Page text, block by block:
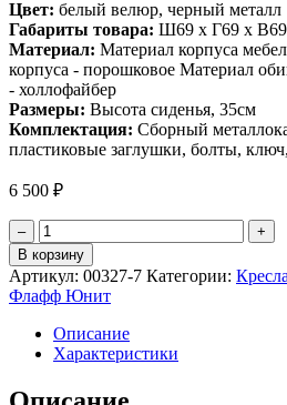
Цвет: белый велюр, черный металл
Габариты товара: Ш69 х Г69 х
Материал: Материал корпуса
корпуса - порошковое Материал
- холлофайбер
Размеры: Высота сиденья, 35см
Комплектация: Сборный
пластиковые заглушки, болты,
6 500 ₽
–
Количество
товара
Кресло
для
отдыха
Флафф
юнит
велюр
+
В корзину
Артикул: 00327-7 Категории:
Флафф Юнит
Описание
Характеристики